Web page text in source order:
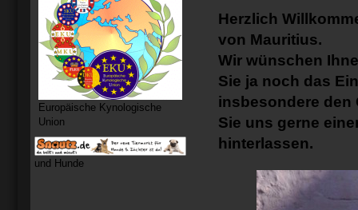
Europäische Kynologische
Union
und Hunde
Herzlich
von Mauritius.
Wir wünschen
Sie ja noch das
insbesondere den
Sie uns gerne
hinterlassen.